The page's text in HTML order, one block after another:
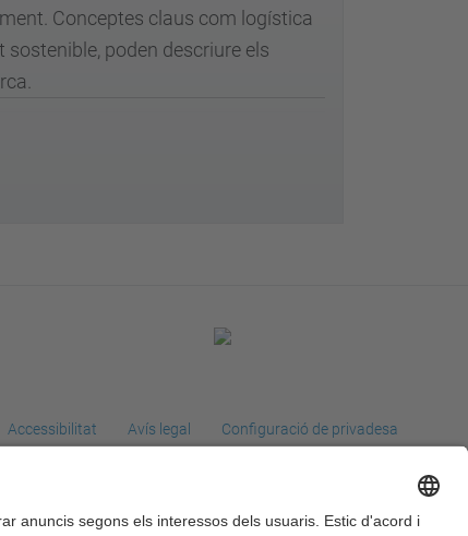
Conceptes claus com logística
poden descriure els
Accessibilitat Avís legal Configuració de privadesa